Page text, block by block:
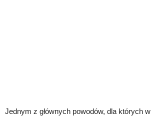
Jednym z głównych powodów, dla których